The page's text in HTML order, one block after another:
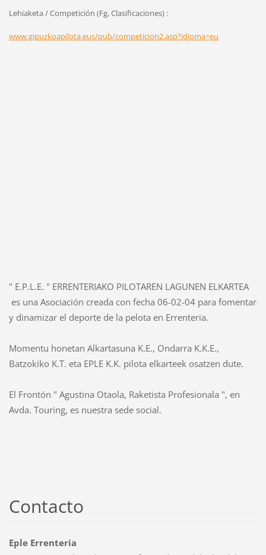
Lehiaketa / Competición (Fg, Clasificaciones) :
www.gipuzkoapilota.eus/pub/competicion2.asp?idioma=eu
" E.P.L.E. " ERRENTERIAKO PILOTAREN LAGUNEN ELKARTEA
es una Asociación creada con fecha 06-02-04 para fomentar
y dinamizar el deporte de la pelota en Errenteria.
Momentu honetan Alkartasuna K.E., Ondarra K.K.E.,
Batzokiko K.T. eta EPLE K.K. pilota elkarteek osatzen dute.
El Frontón " Agustina Otaola, Raketista Profesionala ", en
Avda. Touring, es nuestra sede social.
Contacto
Eple Errenteria